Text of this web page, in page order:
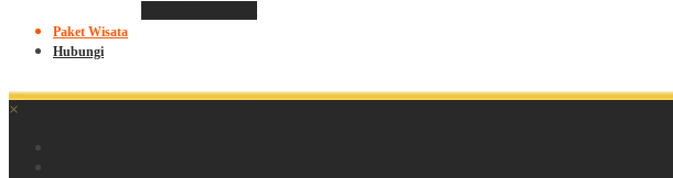
Paket Wisata
Hubungi
×